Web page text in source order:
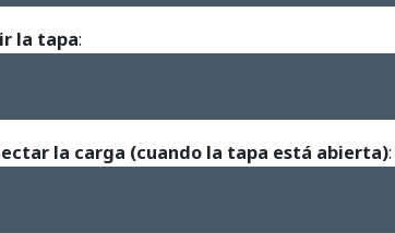
la tapa:
la carga (cuando la tapa está abierta):